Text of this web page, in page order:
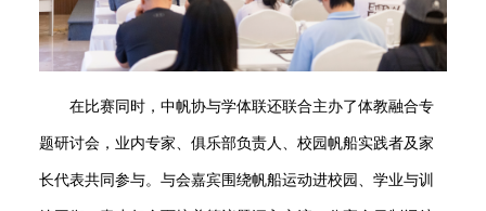
在比赛同时 ， 中帆协与学体联还联合主办了体教融合专
题研讨会，业内专家、俱乐部负责人 校园帆船实践者及家
长代表共同参与。与会嘉宾围绕帆船运动进校园、学业与训